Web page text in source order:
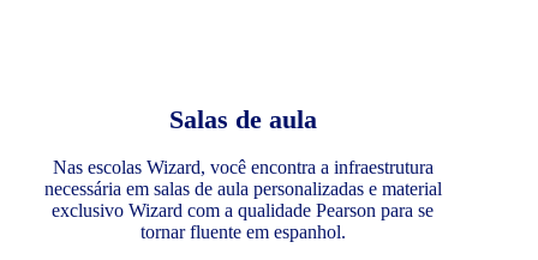
Salas de aula
Nas escolas Wizard, você encontra a infraestrutura
necessária em salas de aula personalizadas e material
exclusivo Wizard com a qualidade Pearson para se
tornar fluente em espanhol.